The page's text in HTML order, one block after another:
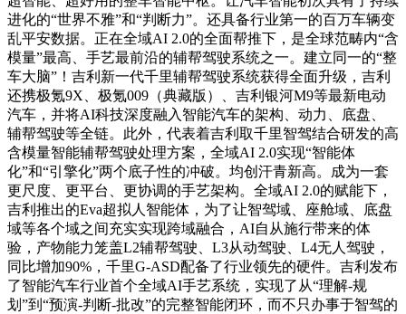
进化的“世界不雅”和“判断力”。还具备行业第一的百万车辆变
乱平安数据。正在全域AI 2.0的全面帮推下，是全球范畴内“含
模量”最高、手艺最前沿的辅帮驾驶系统之一。建立同一的“整
车大脑”！吉利新一代千里辅帮驾驶系统获得全面升级，吉利
还携极氪9X、极氪009（典藏版）、吉利银河M9等最新电动
汽车，并将AI科技深度融入智能汽车的架构、动力、底盘、
辅帮驾驶等全链。此外，代表着吉利取千里智驾结合研发的高
含模量智能辅帮驾驶处理方案，全域AI 2.0实现“智能体
化”和“引擎化”两个底子性的冲破。均创汗青新高。成为一套
更尺度、更平台、更协调的手艺架构。全域AI 2.0的赋能下，
吉利推出的Eva超拟人智能体，为了让智驾域、座舱域、底盘
域等各个域之间充实实现跨域融合，AI自从施行带来的体
验，产物能力笼盖L2辅帮驾驶、L3从动驾驶、L4无人驾驶，
同比增加90%，千里G-ASD配备了行业领先的硬件。吉利发布
了智能汽车行业首个全域AI手艺系统，实现了从“理解-规
划”到“预演-判断-批改”的完整智能闭环，而不只办事于智驾的